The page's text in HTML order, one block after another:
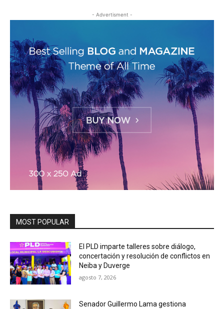
- Advertisment -
MOST POPULAR
El PLD imparte talleres sobre diálogo,
concertación y resolución de conflictos en
Neiba y Duverge
agosto 7, 2026
Senador Guillermo Lama gestiona